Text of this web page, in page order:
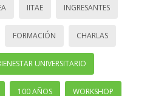
IITAE INGRESANTES
FORMACIÓN CHARLAS
UNIVERSITARIO
100 AÑOS WORKSHOP